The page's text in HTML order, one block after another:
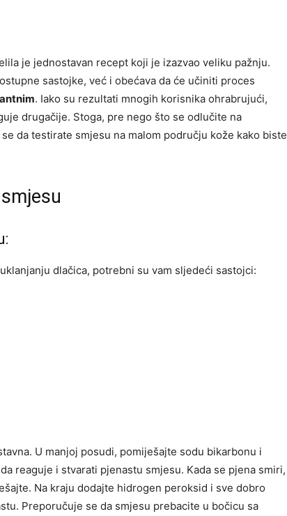
je jednostavan recept koji je izazvao veliku pažnju.
sastojke, već i obećava da će učiniti proces
. Iako su rezultati mnogih korisnika ohrabrujući,
drugačije. Stoga, pre nego što se odlučite na
da testirate smjesu na malom području kože kako biste
dlačica, potrebni su vam sljedeći sastojci:
U manjoj posudi, pomiješajte sodu bikarbonu i
reaguje i stvarati pjenastu smjesu. Kada se pjena smiri,
Na kraju dodajte hidrogen peroksid i sve dobro
Preporučuje se da smjesu prebacite u bočicu sa